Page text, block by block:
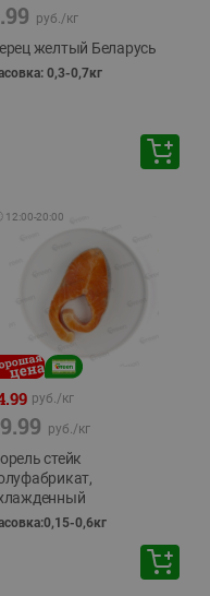
руб./кг
желтый Беларусь
0,3-0,7кг
12:00-20:00
руб./кг
руб./кг
стейк
0,6кг